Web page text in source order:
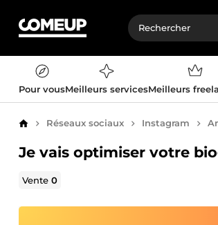
Pour vousMeilleurs servicesMeilleurs
AccueilRéseaux sociaux Instagram
Je vais optimiser votre
Vente0